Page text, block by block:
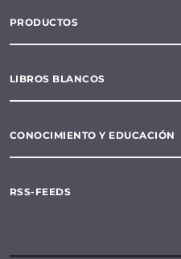
PRODUCTOS
LIBROS BLANCOS
CONOCIMIENTO Y EDUCACIÓN
RSS-FEEDS